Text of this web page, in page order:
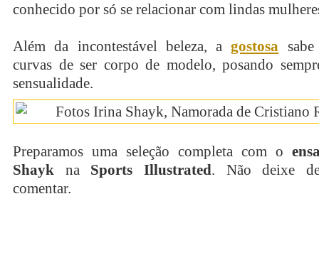
conhecido por só se relacionar com lindas
Além da incontestável beleza, agostosa
curvas de ser corpo de modelo, posando
sensualidade.
Preparamos uma seleção completa com o
Shayk na Sports Illustrated. Não deixe
comentar.